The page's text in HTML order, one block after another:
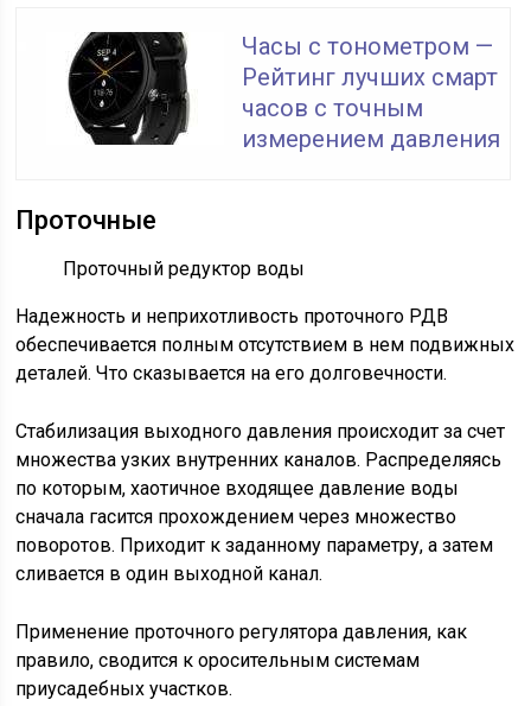
Часы с тонометром —
Рейтинг лучших смарт
часов с точным
измерением давления
Проточные
Проточный редуктор воды
Надежность и неприхотливость проточного РДВ
обеспечивается полным отсутствием в нем подвижных
деталей. Что сказывается на его долговечности.
Стабилизация выходного давления происходит за счет
множества узких внутренних каналов. Распределяясь
по которым, хаотичное входящее давление воды
сначала гасится прохождением через множество
поворотов. Приходит к заданному параметру, а затем
сливается в один выходной канал.
Применение проточного регулятора давления, как
правило, сводится к оросительным системам
приусадебных участков.